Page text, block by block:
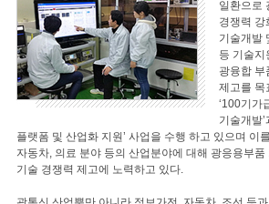
일환으로
경쟁력 강
기술개발
등 기술지
광융합 부
제고를 목
‘100기가
기술개발
플랫폼 및 산업화 지원’ 사업을 수행 하고 있으며 이
자동차, 의료 분야 등의 산업분야에 대해 광응용부품
기술 경쟁력 제고에 노력하고 있다.